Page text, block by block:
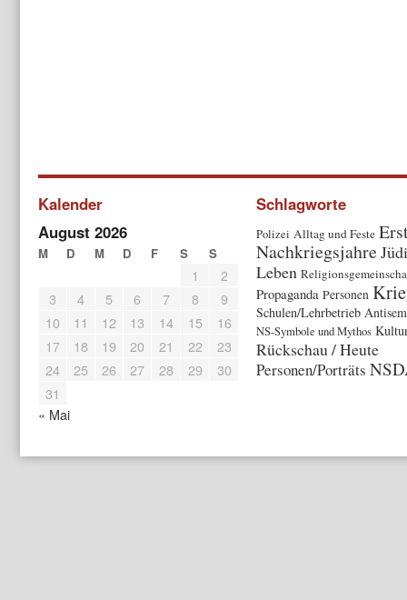
Kalender
August 2026
M D M D F S S
« Mai
1
2
3
4 5 6 7 8
9
10
11 12 13 14 15
16
17
18 19 20 21 22
23
24
25 26 27 28 29
30
31
Schlagworte
Polizei Alltag und Feste
Nachkriegsjahre
Leben
Propaganda Personen
Schulen/Lehrbetrieb
NS-Symbole und Mythos
Rückschau / Heute
Personen/Porträts